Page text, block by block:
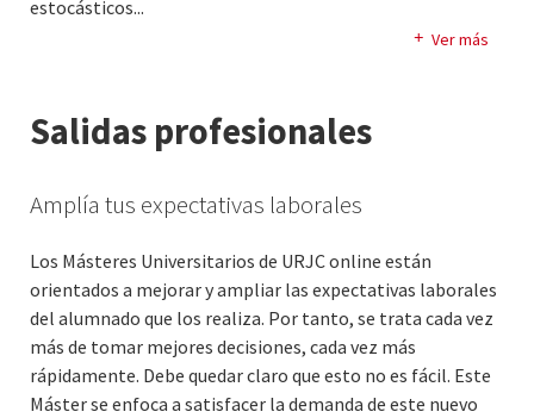
en el campo del Procesamiento de Lenguaje Natural. La
extracción de información, la creación de grafos
estocásticos...
Postdoctorado en el Instituut-Lorentz (Universidad de
Universidad Rey Juan Carlos en el area de
electromagnetismo. Parte de su investigación de ha
fuera del equilibrio. En la actualidad participa en el
explosiones de rayos gamma en la atmósfera terrestre.
Ver más
Salidas profesionales
Amplía tus expectativas laborales
Los Másteres Universitarios de URJC online están
orientados a mejorar y ampliar las expectativas laborales
del alumnado que los realiza. Por tanto, se trata cada vez
más de tomar mejores decisiones, cada vez más
rápidamente. Debe quedar claro que esto no es fácil. Este
Máster se enfoca a satisfacer la demanda de este nuevo